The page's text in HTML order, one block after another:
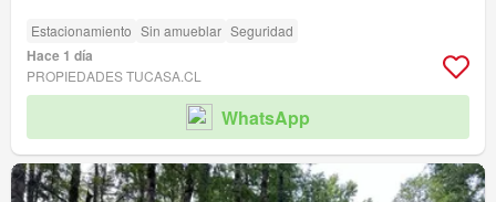
Estacionamiento Sin amueblar Seguridad
Hace 1 día
PROPIEDADES TUCASA.CL
WhatsApp